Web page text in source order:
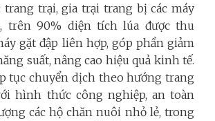
trang trại, gia trại trang bị các máy
trên 90% diện tích lúa được thu
gặt đập liên hợp, góp phần giảm
suất, nâng cao hiệu quả kinh tế.
tục chuyển dịch theo hướng trang
hình thức công nghiệp, an toàn
các hộ chăn nuôi nhỏ lẻ, trong